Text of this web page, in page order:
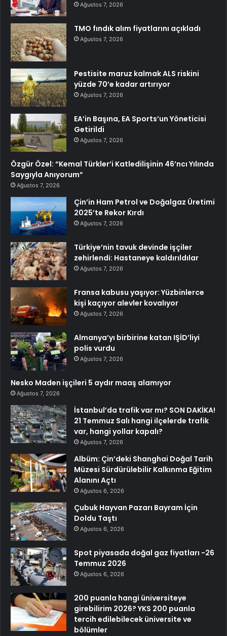
Ağustos 7, 2026
TMO fındık alım fiyatlarını açıkladı
Ağustos 7, 2026
Pestisite maruz kalmak ALS riskini
yüzde 70’e kadar artırıyor
Ağustos 7, 2026
EA’in Başına, EA Sports’un Yöneticisi
Getirildi
Ağustos 7, 2026
Özgür Özel: “Kemal Türkler’i Katledilişinin 46’ncı Yılında
Saygıyla Anıyorum”
Ağustos 7, 2026
Çin’in Ham Petrol ve Doğalgaz Üretimi
2025’te Rekor Kırdı
Ağustos 7, 2026
Türkiye’nin tavuk devinde işçiler
zehirlendi: Hastaneye kaldırıldılar
Ağustos 7, 2026
Fransa kabusu yaşıyor: Yüzbinlerce
kişi kaçıyor alevler kovalıyor
Ağustos 7, 2026
Almanya’yı birbirine katan IŞİD’liyi
polis vurdu
Ağustos 7, 2026
Nesko Maden işçileri 5 aydır maaş alamıyor
Ağustos 7, 2026
İstanbul’da trafik var mı? SON DAKİKA!
21 Temmuz Salı hangi ilçelerde trafik
var, hangi yollar kapalı?
Ağustos 7, 2026
Albüm: Çin’deki Shanghai Doğal Tarih
Müzesi Sürdürülebilir Kalkınma Eğitim
Alanını Açtı
Ağustos 6, 2026
Çubuk Hayvan Pazarı Bayram İçin
Doldu Taştı
Ağustos 6, 2026
Spot piyasada doğal gaz fiyatları -26
Temmuz 2026
Ağustos 6, 2026
200 puanla hangi üniversiteye
girebilirim 2026? YKS 200 puanla
tercih edilebilecek üniversite ve
bölümler